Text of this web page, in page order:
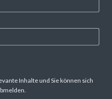
Inhalte und Sie können sich